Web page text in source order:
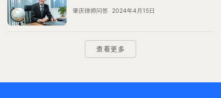
肇庆律师问答 2024年4月15日
查看更多